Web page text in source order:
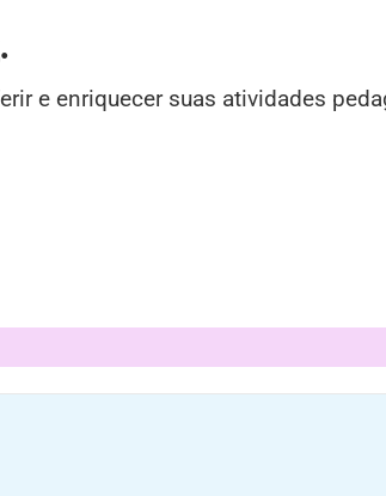
e enriquecer suas atividades